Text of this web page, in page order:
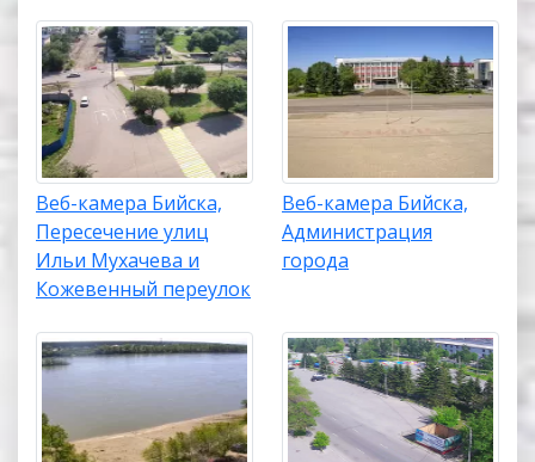
Веб-камера Бийска,
Пересечение улиц
Ильи Мухачева и
Кожевенный переулок
Веб-камера Бийска,
Администрация
города